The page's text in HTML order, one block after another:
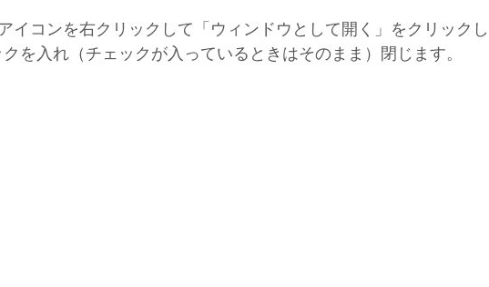
イコンを右クリックして「ウィンドウとして開く」をクリックし
を入れ（チェックが入っているときはそのまま）閉じます。